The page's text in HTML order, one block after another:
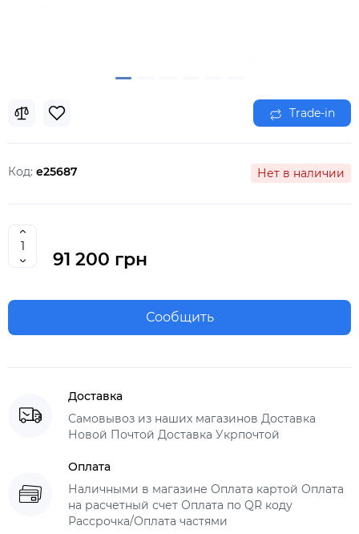
Trade-in
Код: e25687 Нет в наличии
91 200 грн
Сообщить
Доставка
Самовывоз из наших магазинов Доставка
Новой Почтой Доставка Укрпочтой
Оплата
Наличными в магазине Оплата картой Оплата
на расчетный счет Оплата по QR коду
Рассрочка/Оплата частями